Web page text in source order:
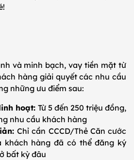
và minh bạch, vay tiền mặt từ
hàng giải quyết các nhu cầu
những ưu điểm sau:
hoạt: Từ 5 đến 250 triệu đồng,
nhu cầu khách hàng
Chỉ cần CCCD/Thẻ Căn cước
khách hàng đã có thể đăng ký
bất kỳ đâu